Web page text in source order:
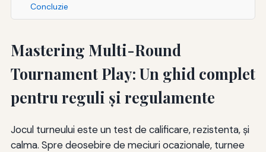
Concluzie
Mastering Multi-Round
Tournament Play: Un ghid complet
pentru reguli și regulamente
Jocul turneului este un test de calificare, rezistenta, și
calma. Spre deosebire de meciuri ocazionale, turnee